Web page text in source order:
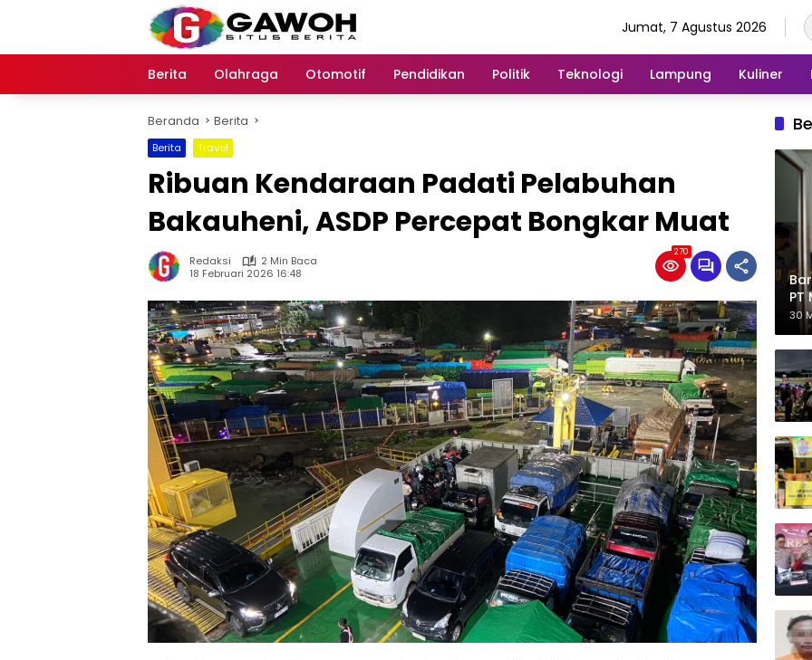
Jumat, 7 Agustus 2026
Berita Olahraga Otomotif Pendidikan Politik Teknologi Lampung Kuliner
Beranda Berita
Berita Travel
Ribuan Kendaraan Padati Pelabuhan
Bakauheni, ASDP Percepat Bongkar Muat
Redaksi
2 Min Baca
18 Februari 2026 16:48
270
PT
30